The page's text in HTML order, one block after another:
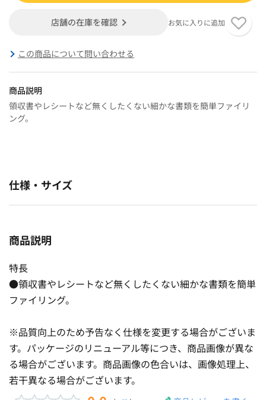
店舗の在庫を確認 お気に入りに追加
この商品について問い合わせる
商品説明
領収書やレシートなど無くしたくない細かな書類を簡単ファイリ
ング。
仕様・サイズ
商品説明
特長
●領収書やレシートなど無くしたくない細かな書類を簡単
ファイリング。
※品質向上のため予告なく仕様を変更する場合がございま
す。パッケージのリニューアル等につき、商品画像が異な
る場合がございます。商品画像の色合いは、画像処理上、
若干異なる場合がございます。